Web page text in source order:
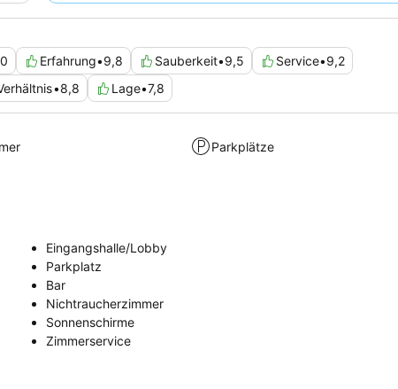
Erfahrung•9,8 Sauberkeit•9,5 Service•9,2
•8,8 Lage•7,8
Parkplätze
Eingangshalle/Lobby
Parkplatz
Bar
Nichtraucherzimmer
Sonnenschirme
Zimmerservice